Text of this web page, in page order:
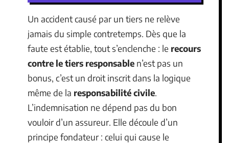
Un accident causé par un tiers ne relève
jamais du simple contretemps. Dès que la
faute est établie, tout s’enclenche : le recours
contre le tiers responsable n’est pas un
bonus, c’est un droit inscrit dans la logique
même de la responsabilité civile.
L’indemnisation ne dépend pas du bon
vouloir d’un assureur. Elle découle d’un
principe fondateur : celui qui cause le